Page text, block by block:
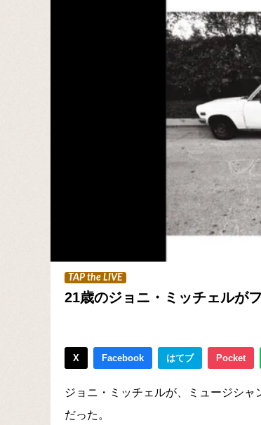
TAP the LIVE
21歳のジョニ・ミッチェルが
X Facebook はてブ Pocket
ジョニ・ミッチェルが、ミュージシ
だった。